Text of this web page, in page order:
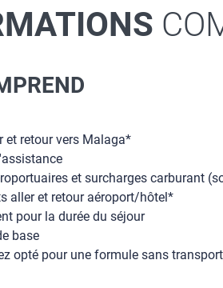
et retour vers Malaga*
et surcharges carburant
aller et retour aéroport/hôtel*
pour la durée du séjour
base
opté pour une formule sans